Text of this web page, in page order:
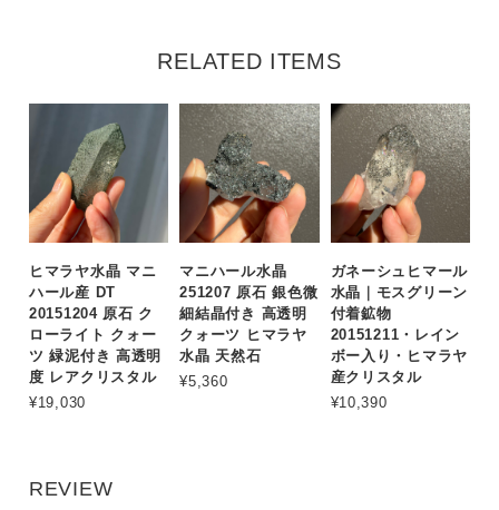
RELATED ITEMS
ヒマラヤ水晶 マニ
ハール産 DT
20151204 原石 ク
ローライト クォー
ツ 緑泥付き 高透明
度 レアクリスタル
¥19,030
マニハール水晶
251207 原石 銀色微
細結晶付き 高透明
クォーツ ヒマラヤ
水晶 天然石
¥5,360
ガネーシュヒマール
水晶｜モスグリーン
付着鉱物
20151211・レイン
ボー入り・ヒマラヤ
産クリスタル
¥10,390
REVIEW